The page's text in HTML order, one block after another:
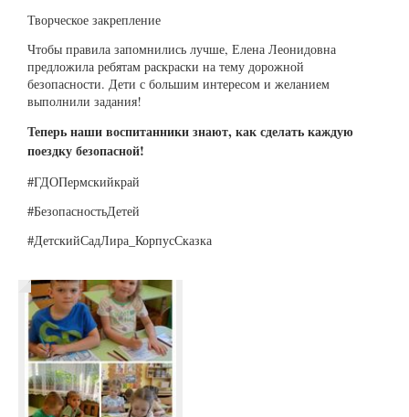
Творческое закрепление
Чтобы правила запомнились лучше, Елена Леонидовна
предложила ребятам раскраски на тему дорожной
безопасности. Дети с большим интересом и желанием
выполнили задания!
Теперь наши воспитанники знают, как сделать каждую
поездку безопасной!
#ГДОПермскийкрай
#БезопасностьДетей
#ДетскийСадЛира_КорпусСказка